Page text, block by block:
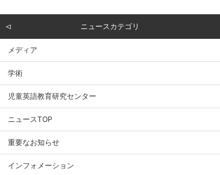
ニュースカテゴリ
メディア
学術
児童英語教育研究センター
ニュースTOP
重要なお知らせ
インフォメーション